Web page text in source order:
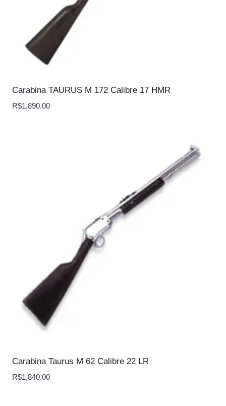
Carabina TAURUS M 172 Calibre 17 HMR
R$1,890.00
Carabina Taurus M 62 Calibre 22 LR
R$1,840.00